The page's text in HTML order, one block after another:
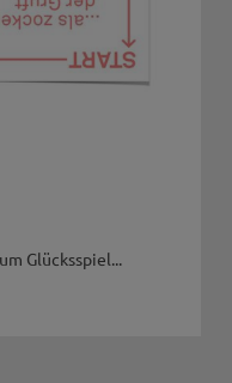
Glücksspiel...